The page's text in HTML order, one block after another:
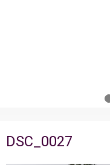
DSC_0027